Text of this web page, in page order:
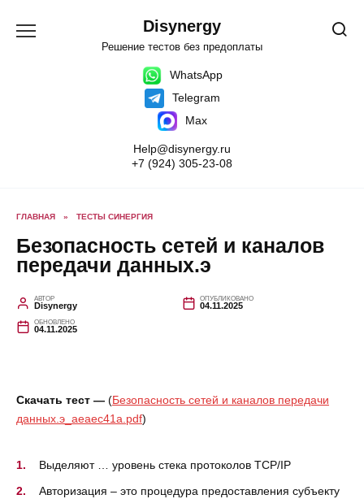
содержанию
Disynergy
Решение тестов без предоплаты
WhatsApp
Telegram
Max
Help@disynergy.ru
+7 (924) 305-23-08
ГЛАВНАЯ » ТЕСТЫ СИНЕРГИЯ
Безопасность сетей и каналов
передачи данных.э
АВТОР
Disynergy
ОПУБЛИКОВАНО
04.11.2025
ОБНОВЛЕНО
04.11.2025
Скачать тест — (Безопасность сетей и каналов передачи
данных.э_aeaec41a.pdf)
Выделяют … уровень стека протоколов TCP/IP
Авторизация – это процедура предоставления субъекту